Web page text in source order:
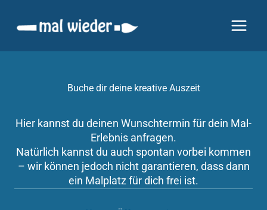
springen
Buche dir deine kreative Auszeit
Hier kannst du deinen Wunschtermin für dein Mal-
Erlebnis anfragen.
Natürlich kannst du auch spontan vorbei kommen
– wir können jedoch nicht garantieren, dass dann
ein Malplatz für dich frei ist.